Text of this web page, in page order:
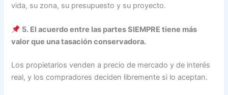
vida, su zona, su presupuesto y su proyecto.
5. El acuerdo entre las partes SIEMPRE tiene más
valor que una tasación conservadora.
Los propietarios venden a precio de mercado y de interés
real, y los compradores deciden libremente si lo aceptan.